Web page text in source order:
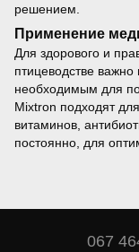
решением.
Применение
Для здорового и
птицеводстве важно
необходимым для
Mixtron подходят
витаминов,
постоянно, для
067